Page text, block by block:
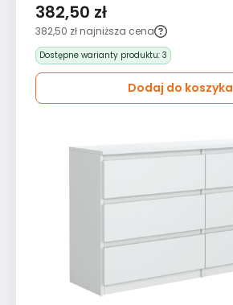
382,50 zł
382,50 zł najniższa cena
Dostępne warianty produktu: 3
Dodaj do koszyka